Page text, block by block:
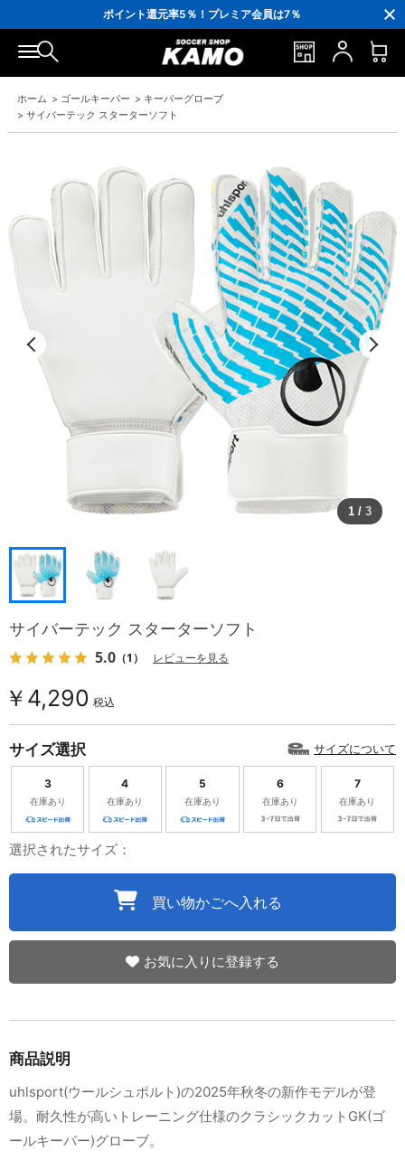
ポイント還元率5％！プレミア会員は7％
会員の方にはお誕生月に「10％OFFクーポン」プレゼント！
16,000円(税込)以上でシューズケースプレゼント！
3,300円(税込)以上で送料無料！
ホーム > ゴールキーパー > キーパーグローブ
> サイバーテック スターターソフト
1 / 3
サイバーテック スターターソフト
5.0 （1） レビューを見る
￥4,290 税込
サイズ選択 サイズについて
3
在庫あり
4
在庫あり
5
在庫あり
6
在庫あり
7
在庫あり
選択されたサイズ：
買い物かごへ入れる
お気に入りに登録する
商品説明
uhlsport(ウールシュポルト)の2025年秋冬の新作モデルが登
場。耐久性が高いトレーニング仕様のクラシックカットGK(ゴ
ールキーパー)グローブ。